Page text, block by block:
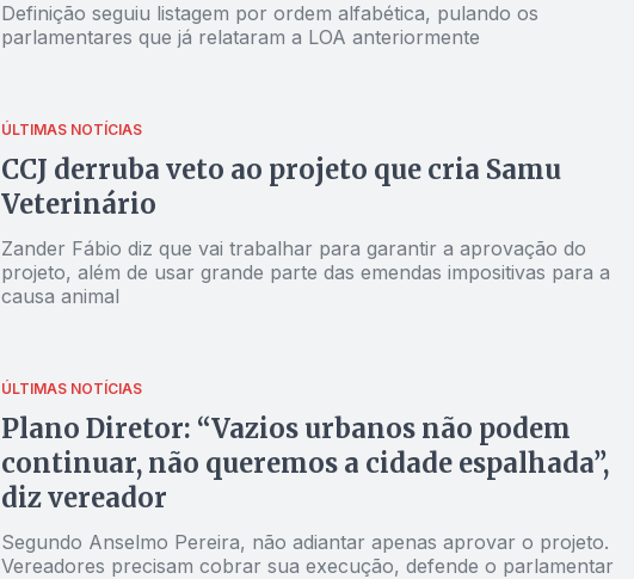
Definição seguiu listagem por ordem alfabética, pulando os
parlamentares que já relataram a LOA anteriormente
ÚLTIMAS NOTÍCIAS
CCJ derruba veto ao projeto que cria Samu
Veterinário
Zander Fábio diz que vai trabalhar para garantir a aprovação do
projeto, além de usar grande parte das emendas impositivas para a
causa animal
ÚLTIMAS NOTÍCIAS
Plano Diretor: “Vazios urbanos não podem
continuar, não queremos a cidade espalhada”,
diz vereador
Segundo Anselmo Pereira, não adiantar apenas aprovar o projeto.
Vereadores precisam cobrar sua execução, defende o parlamentar